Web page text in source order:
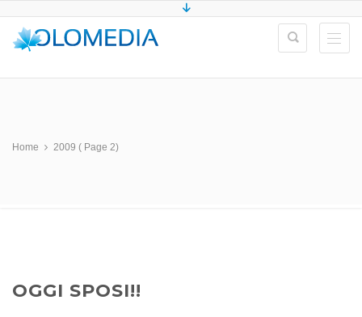
Home 2009 ( Page 2)
OGGI SPOSI!!